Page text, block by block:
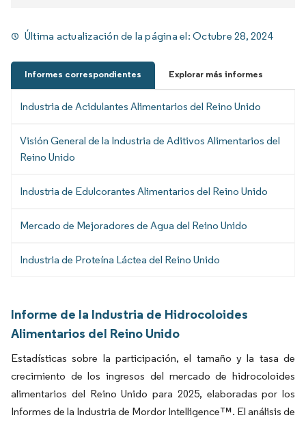
Última actualización de la página el:Octubre 28, 2024
Informes correspondientes Explorar más informes
Industria de Acidulantes Alimentarios del Reino Unido
Visión General de la Industria de Aditivos Alimentarios del
Reino Unido
Industria de Edulcorantes Alimentarios del Reino Unido
Mercado de Mejoradores de Agua del Reino Unido
Industria de Proteína Láctea del Reino Unido
Informe de la Industria de Hidrocoloides
Alimentarios del Reino Unido
Estadísticas sobre la participación, el tamaño y la tasa de
crecimiento de los ingresos del mercado de hidrocoloides
alimentarios del Reino Unido para 2025, elaboradas por los
Informes de la Industria de Mordor Intelligence™. El análisis de